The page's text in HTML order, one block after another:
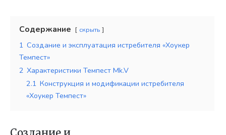
Содержание скрыть
1 Создание и эксплуатация истребителя «Хоукер
Темпест»
2 Характеристики Темпест Mk.V
2.1 Конструкция и модификации истребителя
«Хоукер Темпест»